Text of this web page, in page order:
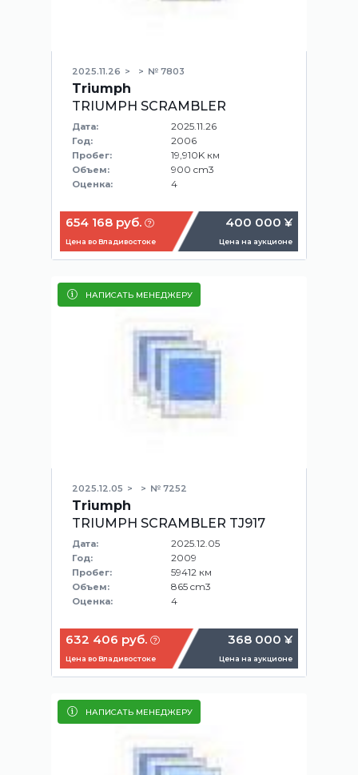
2025.11.26 № 7803
Triumph
TRIUMPH SCRAMBLER
Дата: 2025.11.26
Год: 2006
Пробег: 19,910K км
Объем: 900 cm3
Оценка: 4
654 168 руб.
Цена во Владивостоке
400 000 ¥
Цена на аукционе
НАПИСАТЬ МЕНЕДЖЕРУ
2025.12.05 № 7252
Triumph
TRIUMPH SCRAMBLER TJ917
Дата: 2025.12.05
Год: 2009
Пробег: 59412 км
Объем: 865 cm3
Оценка: 4
632 406 руб.
Цена во Владивостоке
368 000 ¥
Цена на аукционе
НАПИСАТЬ МЕНЕДЖЕРУ